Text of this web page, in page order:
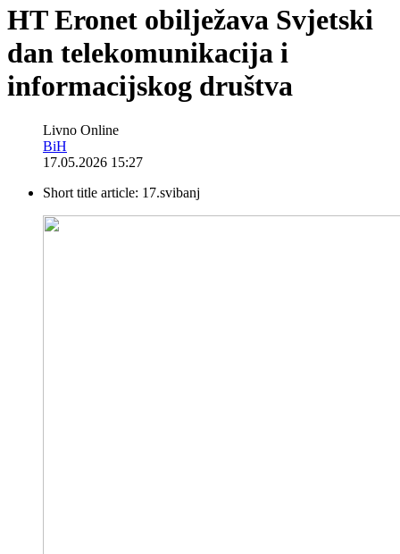
HT Eronet obilježava Svjetski
dan telekomunikacija i
informacijskog društva
Livno Online
BiH
17.05.2026 15:27
Short title article: 17.svibanj